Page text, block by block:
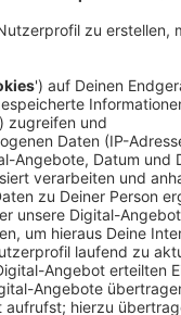
Future Protesten und
für Umweltthemen
die Grünen an
sind
50 Prozent
Die Leverkusener
kommende
Videokonferenz
und